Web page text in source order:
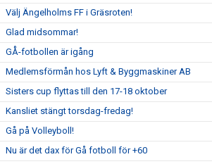
Välj Ängelholms FF i Gräsroten!
Glad midsommar!
GÅ-fotbollen är igång
Medlemsförmån hos Lyft & Byggmaskiner AB
Sisters cup flyttas till den 17-18 oktober
Kansliet stängt torsdag-fredag!
Gå på Volleyboll!
Nu är det dax för Gå fotboll för +60